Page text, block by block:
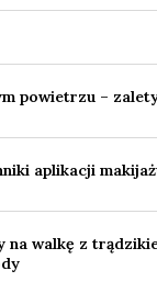
powietrzu –
aplikacji
na walkę z